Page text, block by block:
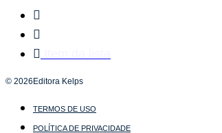
© 2026Editora Kelps
TERMOS DE USO
POLÍTICA DE PRIVACIDADE